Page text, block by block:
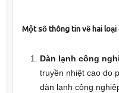
Một số thông tin về hai loại
Dàn lạnh công
truyền nhiệt cao do
dàn lạnh công